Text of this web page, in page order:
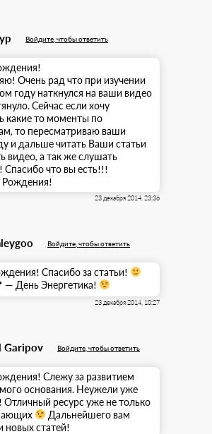
Войдите, чтобы ответить
Очень рад что при изучении
году наткнулся на ваши видео
Сейчас если хочу
какие то моменты по
то пересматриваю ваши
и дальше читать Ваши статьи
видео, а так же слушать
Спасибо что вы есть!!!
23 декабря 2014, 23:36
Войдите, чтобы ответить
Спасибо за статьи!
— День Энергетика!
23 декабря 2014, 10:27
Garipov Войдите, чтобы ответить
Слежу за развитием
основания. Неужели уже
Отличный ресурс уже не только
Дальнейшего вам
новых статей!